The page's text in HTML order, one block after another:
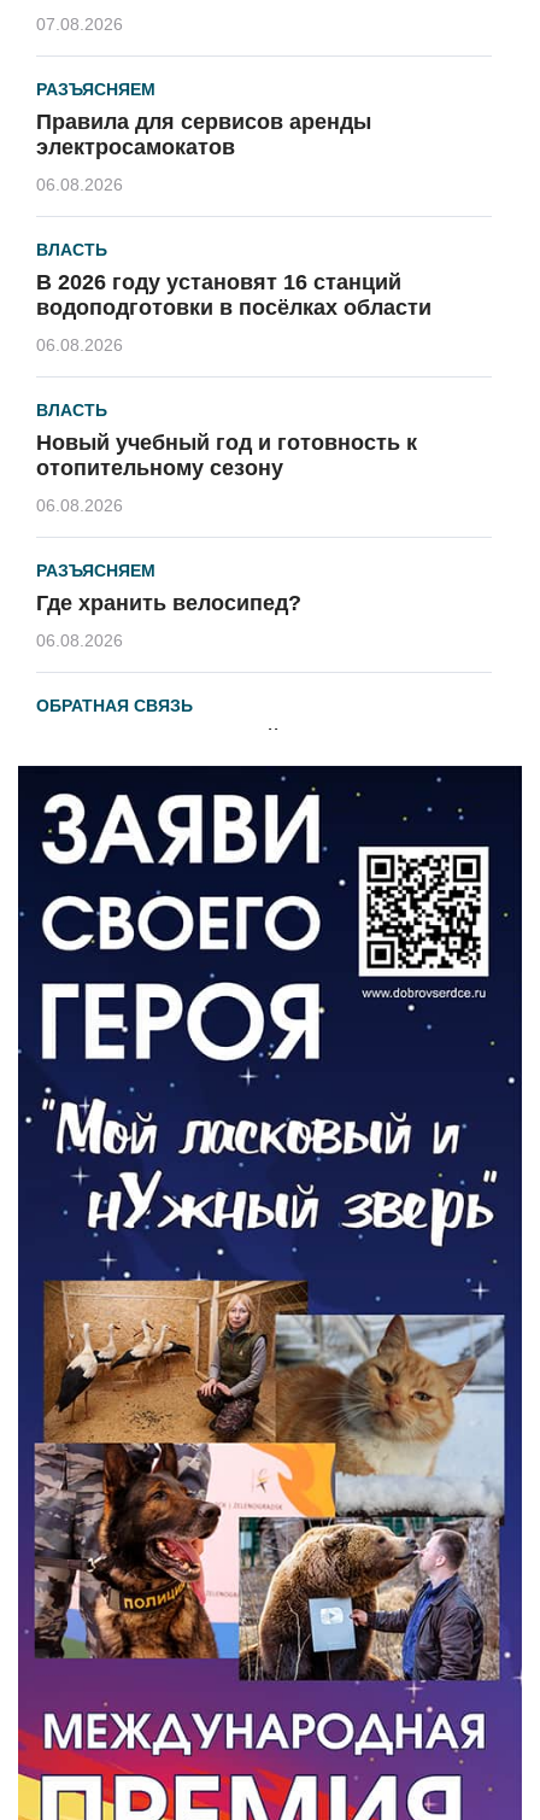
07.08.2026
РАЗЪЯСНЯЕМ
Правила для сервисов аренды
электросамокатов
06.08.2026
ВЛАСТЬ
В 2026 году установят 16 станций
водоподготовки в посёлках области
06.08.2026
ВЛАСТЬ
Новый учебный год и готовность к
отопительному сезону
06.08.2026
РАЗЪЯСНЯЕМ
Где хранить велосипед?
06.08.2026
ОБРАТНАЯ СВЯЗЬ
Администрация онлайн
ВЛАСТЬ
День памяти и «Симфония народов»
06.08.2026
Новый настил на экотропе
05.08.2026